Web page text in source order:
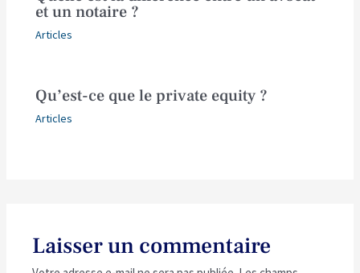
et un notaire ?
Articles
Qu’est-ce que le private equity ?
Articles
Laisser un commentaire